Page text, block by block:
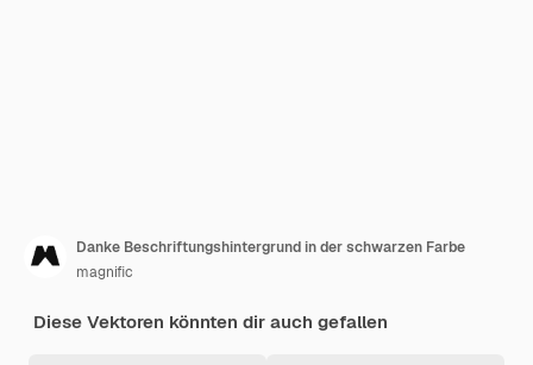
Danke Beschriftungshintergrund in der schwarzen Farbe
magnific
Diese Vektoren könnten dir auch gefallen